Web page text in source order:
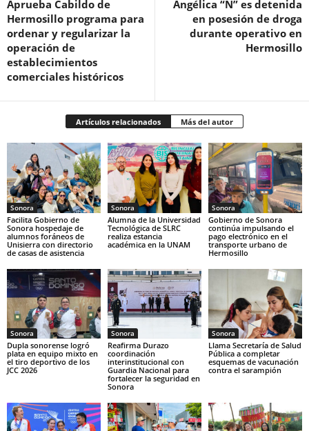
Aprueba Cabildo de
Hermosillo programa para
ordenar y regularizar la
operación de
establecimientos
comerciales históricos
Angélica “N” es detenida
en posesión de droga
durante operativo en
Hermosillo
Artículos relacionados Más del autor
Sonora
Facilita Gobierno de
Sonora hospedaje de
alumnos foráneos de
Unisierra con directorio
de casas de asistencia
Sonora
Alumna de la Universidad
Tecnológica de SLRC
realiza estancia
académica en la UNAM
Sonora
Gobierno de Sonora
continúa impulsando el
pago electrónico en el
transporte urbano de
Hermosillo
Sonora
Dupla sonorense logró
plata en equipo mixto en
el tiro deportivo de los
JCC 2026
Sonora
Reafirma Durazo
coordinación
interinstitucional con
Guardia Nacional para
fortalecer la seguridad en
Sonora
Sonora
Llama Secretaría de Salud
Pública a completar
esquemas de vacunación
contra el sarampión